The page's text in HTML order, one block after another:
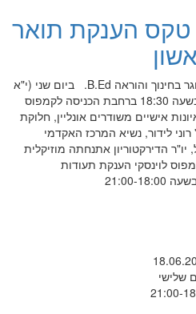
טקס הענקת תואר
הזמנה לטקס הענקת תואר בוגר בחינוך והוראה B.Ed. ביום שני (י"א
בסיוון תשפ"ד) 17 ביוני 2024 בשעה 18:30 ברחבת הכניסה לקמפוס
אישיים משודרים אונליין, חלוקת
לידור, נשיא המרכז האקדמי
יו"ר הדירקטוריון אתנחתה מוזיקלית
לוינסקי הענקת תעודות
שלישי
21:00-